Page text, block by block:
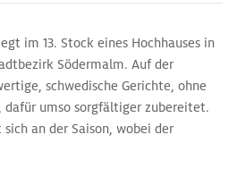
im 13. Stock eines Hochhauses in
Södermalm. Auf der
schwedische Gerichte, ohne
dafür umso sorgfältiger zubereitet.
an der Saison, wobei der